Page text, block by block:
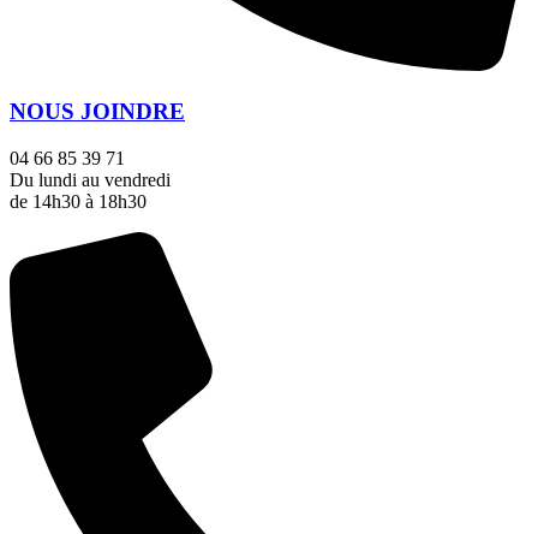
NOUS JOINDRE
04 66 85 39 71
Du lundi au vendredi
de 14h30 à 18h30